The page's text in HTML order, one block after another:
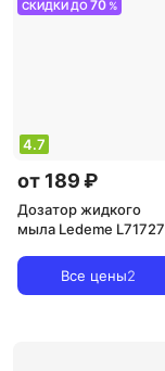
СКИДКИ ДО70 %
4.7
от 189 ₽
Дозатор жидкого
мыла Ledeme L71727
Все цены2